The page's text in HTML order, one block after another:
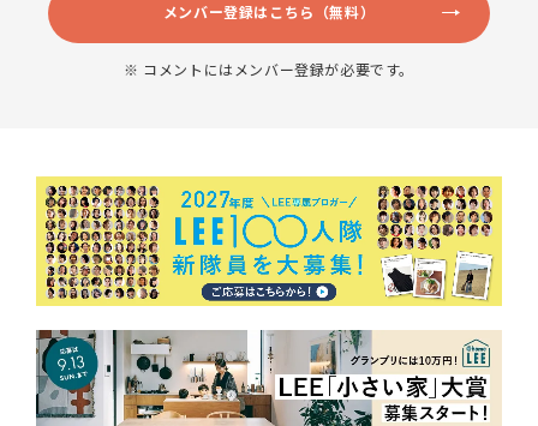
メンバー登録はこちら（無料）
※ コメントにはメンバー登録が必要です。